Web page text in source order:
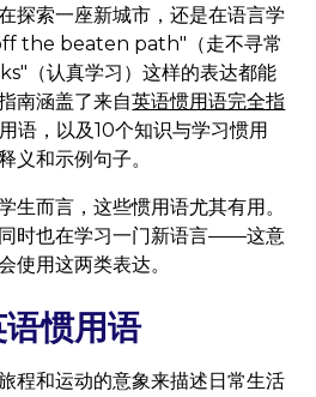
探索一座新城市，还是在语言学
the beaten path"（走不寻常
（认真学习）这样的表达都能
南涵盖了来自英语惯用语完全指
语，以及10个知识与学习惯用
义和示例句子。
生而言，这些惯用语尤其有用。
时也在学习一门新语言——这意
使用这两类表达。
惯用语
程和运动的意象来描述日常生活